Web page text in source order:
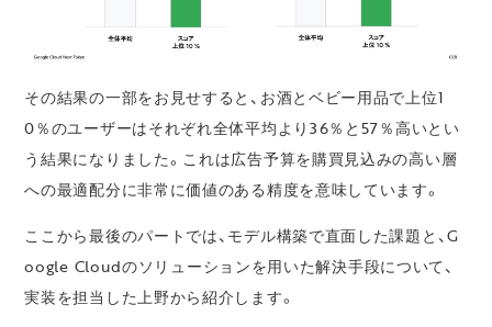
その結果の一部をお見せすると、お酒とベビー用品で上位1
0％のユーザーはそれぞれ全体平均より36％と57％高いとい
う結果になりました。これは広告予算を購買見込みの高い層
への最適配分に非常に価値のある精度を意味しています。
ここから最後のパートでは、モデル構築で直面した課題と、G
oogle Cloudのソリューションを用いた解決手段について、
実装を担当した上野から紹介します。